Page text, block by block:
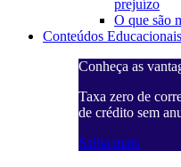
prejuízo
O que são
Conteúdos Educacionais
Conheça as
Taxa zero de
de crédito sem
Saiba mais